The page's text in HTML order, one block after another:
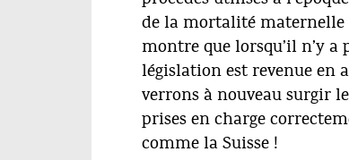
de la mortalité maternelle
montre que lorsqu’il n’y
législation est revenue en
verrons à nouveau surgir
prises en charge
comme la Suisse !